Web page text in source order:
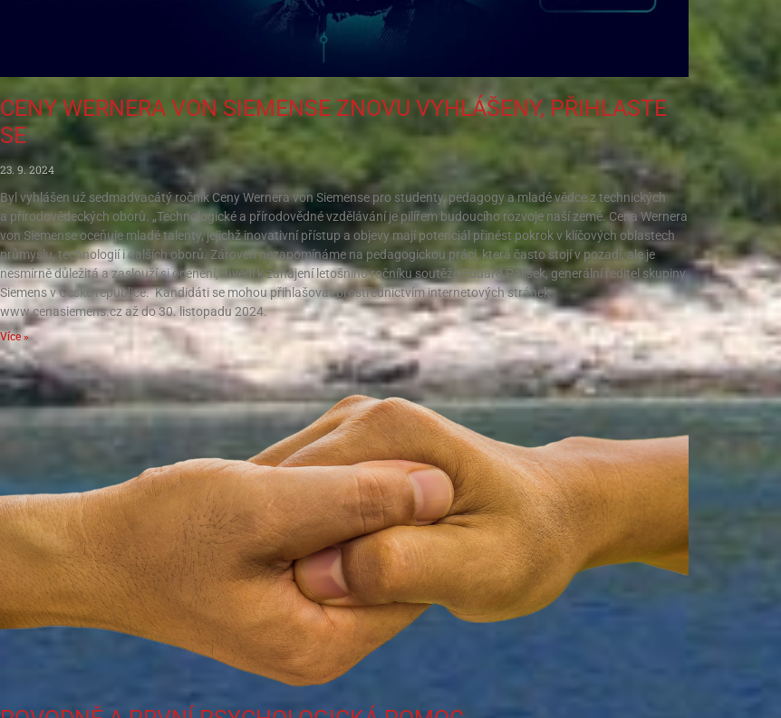
CENY WERNERA VON SIEMENSE ZNOVU VYHLÁŠENY, PŘIHLASTE
SE
23. 9. 2024
Byl vyhlášen už sedmadvacátý ročník Ceny Wernera von Siemense pro studenty, pedagogy a mladé vědce z technických
a přírodovědeckých oborů. „Technologické a přírodovědné vzdělávání je pilířem budoucího rozvoje naší země. Cena Wernera
von Siemense oceňuje mladé talenty, jejichž inovativní přístup a objevy mají potenciál přinést pokrok v klíčových oblastech
průmyslu, technologií i dalších oborů. Zároveň nezapomínáme na pedagogickou práci, která často stojí v pozadí, ale je
nesmírně důležitá a zaslouží si ocenění,“ uvedl k zahájení letošního ročníku soutěže Eduard Palíšek, generální ředitel skupiny
Siemens v České republice. Kandidáti se mohou přihlašovat prostřednictvím internetových stránek
www.cenasiemens.cz až do 30. listopadu 2024.
Více »